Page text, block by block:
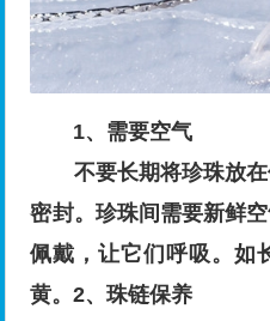
1、需要空气
不要长期将珍珠放在
密封。珍珠间需要新鲜
佩戴，让它们呼吸。如
黄。2、珠链保养